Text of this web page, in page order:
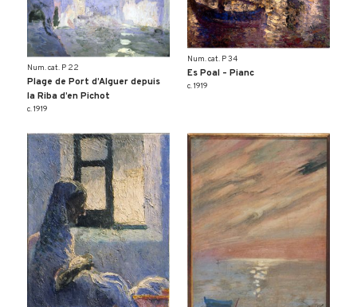
Num. cat. P 22
Plage de Port d’Alguer depuis
la Riba d’en Pichot
c. 1919
Num. cat. P 34
Es Poal – Pianc
c. 1919